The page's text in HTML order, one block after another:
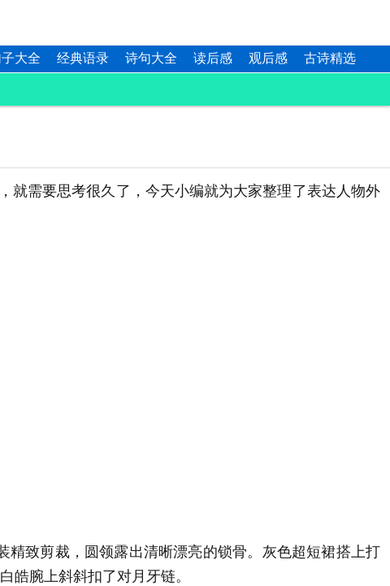
大全 经典语录 诗句大全 读后感 观后感 古诗精选
需要思考很久了，今天小编就为大家整理了表达人物外
致剪裁，圆领露出清晰漂亮的锁骨。灰色超短裙搭上打
皓腕上斜斜扣了对月牙链。